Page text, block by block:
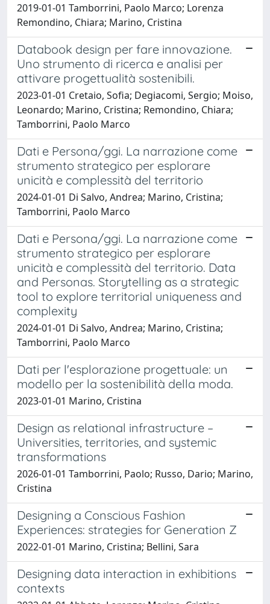
2019-01-01 Tamborrini, Paolo Marco; Lorenza
Remondino, Chiara; Marino, Cristina
Databook design per fare innovazione.
Uno strumento di ricerca e analisi per
attivare progettualità sostenibili.
2023-01-01 Cretaio, Sofia; Degiacomi, Sergio; Moiso,
Leonardo; Marino, Cristina; Remondino, Chiara;
Tamborrini, Paolo Marco
Dati e Persona/ggi. La narrazione come
strumento strategico per esplorare
unicità e complessità del territorio
2024-01-01 Di Salvo, Andrea; Marino, Cristina;
Tamborrini, Paolo Marco
Dati e Persona/ggi. La narrazione come
strumento strategico per esplorare
unicità e complessità del territorio. Data
and Personas. Storytelling as a strategic
tool to explore territorial uniqueness and
complexity
2024-01-01 Di Salvo, Andrea; Marino, Cristina;
Tamborrini, Paolo Marco
Dati per l'esplorazione progettuale: un
modello per la sostenibilità della moda.
2023-01-01 Marino, Cristina
Design as relational infrastructure –
Universities, territories, and systemic
transformations
2026-01-01 Tamborrini, Paolo; Russo, Dario; Marino,
Cristina
Designing a Conscious Fashion
Experiences: strategies for Generation Z
2022-01-01 Marino, Cristina; Bellini, Sara
Designing data interaction in exhibitions
contexts